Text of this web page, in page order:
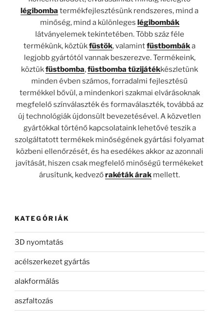
légibomba termékfejlesztésünk rendszeres, mind a
minőség, mind a különleges légibombák
látványelemek tekintetében. Több száz féle
termékünk, köztükfüstök, valamintfüstbombáka
legjobb gyártótól vannak beszerezve. Termékeink,
köztükfüstbomba,füstbomba tűzijátékkészletünk
minden évben számos, forradalmi fejlesztésű
termékkel bővül, a mindenkori szakmai elvárásoknak
megfelelő színválaszték és formaválaszték, továbbá az
új technológiák újdonsült bevezetésével. A közvetlen
gyártókkal történő kapcsolataink lehetővé teszik a
szolgáltatott termékek minőségének gyártási folyamat
közbeni ellenőrzését, és ha esedékes akkor az azonnali
javítását, hiszen csak megfelelő minőségű termékeket
árusítunk, kedvezőrakéták árak mellett.
KATEGÓRIÁK
3D nyomtatás
acélszerkezet gyártás
alakformálás
aszfaltozás